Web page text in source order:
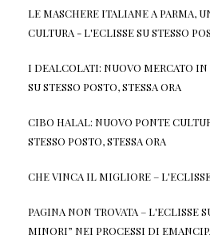
LE MASCHERE ITALIANE A PARMA,
CULTURA - L'ECLISSESUSTESSO
I DEALCOLATI: NUOVO MERCATO
SUSTESSO POSTO, STESSA ORA
CIBO HALAL: NUOVO PONTE
STESSO POSTO, STESSA ORA
CHE VINCA IL MIGLIORE –
PAGINA NON TROVATA – L'ECLISSE
MINORI” NEI PROCESSI DI